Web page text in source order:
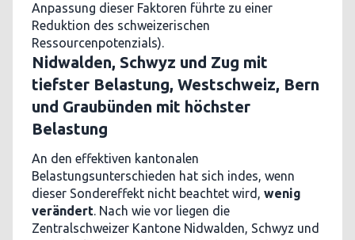
Anpassung dieser Faktoren führte zu einer
Reduktion des schweizerischen
Ressourcenpotenzials).
Nidwalden, Schwyz und Zug mit
tiefster Belastung, Westschweiz, Bern
und Graubünden mit höchster
Belastung
An den effektiven kantonalen
Belastungsunterschieden hat sich indes, wenn
dieser Sondereffekt nicht beachtet wird, wenig
verändert. Nach wie vor liegen die
Zentralschweizer Kantone Nidwalden, Schwyz und